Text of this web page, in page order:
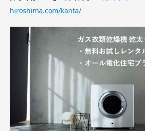
hiroshima.com/kanta/